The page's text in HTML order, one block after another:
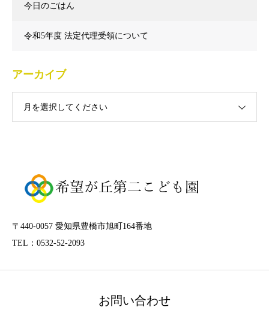
今日のごはん
令和5年度 法定代理受領について
アーカイブ
月を選択してください
〒440-0057 愛知県豊橋市旭町164番地
TEL：0532-52-2093
お問い合わせ